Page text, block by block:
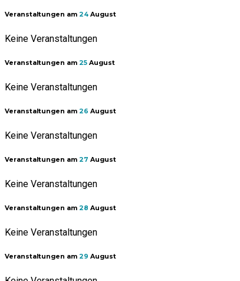
Veranstaltungen am 24 August
Keine Veranstaltungen
Veranstaltungen am 25 August
Keine Veranstaltungen
Veranstaltungen am 26 August
Keine Veranstaltungen
Veranstaltungen am 27 August
Keine Veranstaltungen
Veranstaltungen am 28 August
Keine Veranstaltungen
Veranstaltungen am 29 August